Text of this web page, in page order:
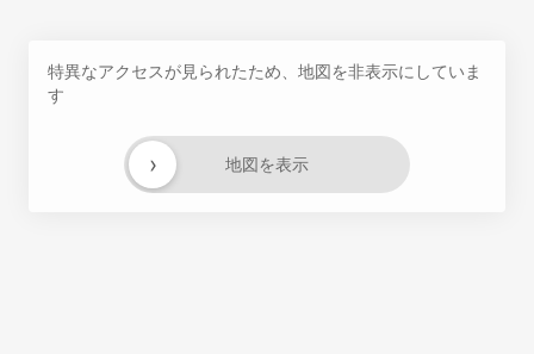
特異なアクセスが見られたため、地図を非表示にしていま
す
地図を表示
›